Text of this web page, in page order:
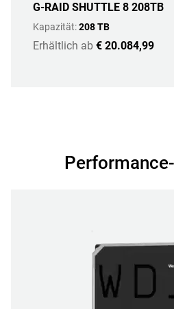
G-RAID SHUTTLE 8 208TB
Kapazität:208 TB
Erhältlich ab € 20.084,99